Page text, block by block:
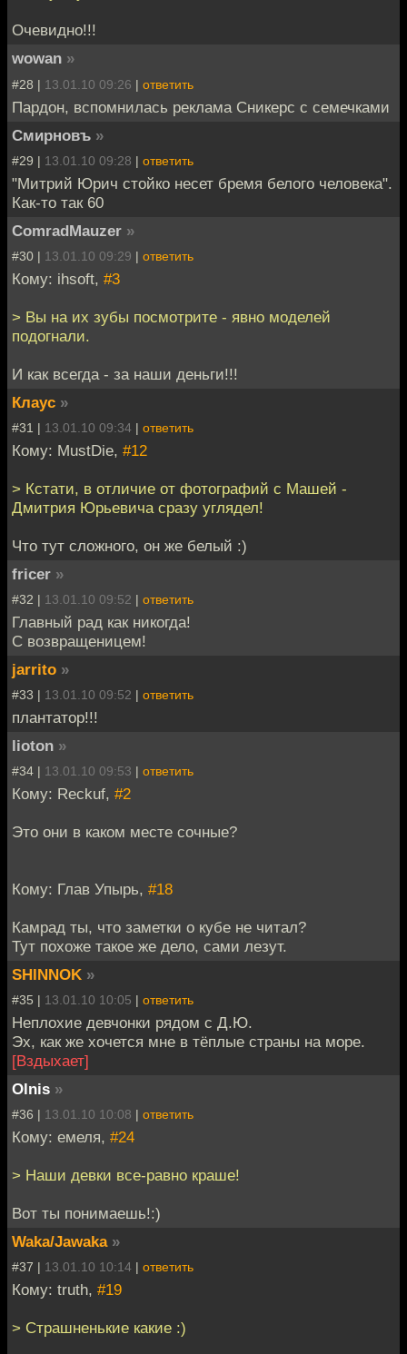
Очевидно!!!
wowan »
#28 | 13.01.10 09:26 | ответить
Пардон, вспомнилась реклама Сникерс с семечками
Смирновъ »
#29 | 13.01.10 09:28 | ответить
"Митрий Юрич стойко несет бремя белого человека".
Как-то так 60
ComradMauzer »
#30 | 13.01.10 09:29 | ответить
Кому: ihsoft, #3
> Вы на их зубы посмотрите - явно моделей
подогнали.
И как всегда - за наши деньги!!!
Клаус »
#31 | 13.01.10 09:34 | ответить
Кому: MustDie, #12
> Кстати, в отличие от фотографий с Машей -
Дмитрия Юрьевича сразу углядел!
Что тут сложного, он же белый :)
fricer »
#32 | 13.01.10 09:52 | ответить
Главный рад как никогда!
С возвращеницем!
jarrito »
#33 | 13.01.10 09:52 | ответить
плантатор!!!
lioton »
#34 | 13.01.10 09:53 | ответить
Кому: Reckuf, #2
Это они в каком месте сочные?
Кому: Глав Упырь, #18
Камрад ты, что заметки о кубе не читал?
Тут похоже такое же дело, сами лезут.
SHINNOK »
#35 | 13.01.10 10:05 | ответить
Неплохие девчонки рядом с Д.Ю.
Эх, как же хочется мне в тёплые страны на море.
[Вздыхает]
Olnis »
#36 | 13.01.10 10:08 | ответить
Кому: емеля, #24
> Наши девки все-равно краше!
Вот ты понимаешь!:)
Waka/Jawaka »
#37 | 13.01.10 10:14 | ответить
Кому: truth, #19
> Страшненькие какие :)